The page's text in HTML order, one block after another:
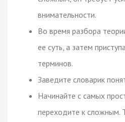
внимательности.
Во время разбора
ее суть, а затем
терминов.
Заведите словарик
Начинайте с самых
переходите к сложным.